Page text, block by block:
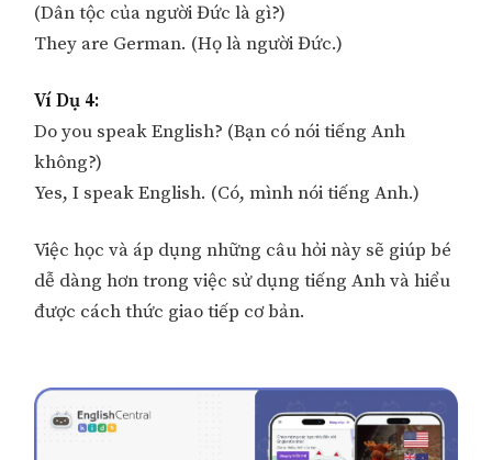
(Dân tộc của người Đức là gì?)
They are German. (Họ là người Đức.)
Ví Dụ 4:
Do you speak English? (Bạn có nói tiếng Anh
không?)
Yes, I speak English. (Có, mình nói tiếng Anh.)
Việc học và áp dụng những câu hỏi này sẽ giúp bé
dễ dàng hơn trong việc sử dụng tiếng Anh và hiểu
được cách thức giao tiếp cơ bản.